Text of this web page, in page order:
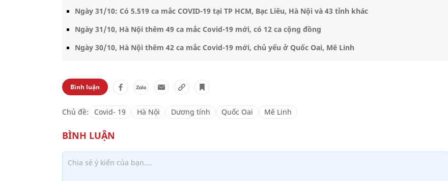
Ngày 31/10: Có 5.519 ca mắc COVID-19 tại TP HCM, Bạc Liêu, Hà Nội và 43 tỉnh khác
Ngày 31/10, Hà Nội thêm 49 ca mắc Covid-19 mới, có 12 ca cộng đồng
Ngày 30/10, Hà Nội thêm 42 ca mắc Covid-19 mới, chủ yếu ở Quốc Oai, Mê Linh
Bình luận
Chủ đề: Covid- 19 Hà Nội Dương tính Quốc Oai Mê Linh